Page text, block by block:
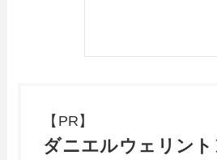
【PR】
ダニエルウェリン